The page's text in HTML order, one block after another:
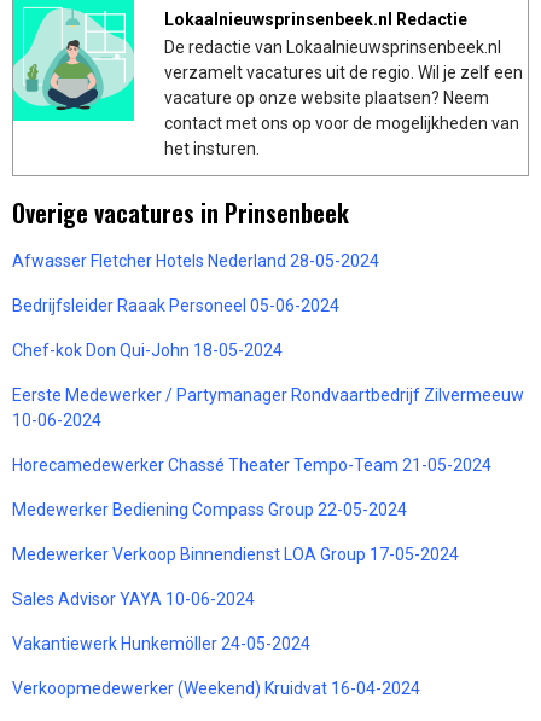
Lokaalnieuwsprinsenbeek.nl Redactie
De redactie van Lokaalnieuwsprinsenbeek.nl
verzamelt vacatures uit de regio. Wil je zelf een
vacature op onze website plaatsen? Neem
contact met ons op voor de mogelijkheden van
het insturen.
Overige vacatures in Prinsenbeek
Afwasser Fletcher Hotels Nederland 28-05-2024
Bedrijfsleider Raaak Personeel 05-06-2024
Chef-kok Don Qui-John 18-05-2024
Eerste Medewerker / Partymanager Rondvaartbedrijf Zilvermeeuw
10-06-2024
Horecamedewerker Chassé Theater Tempo-Team 21-05-2024
Medewerker Bediening Compass Group 22-05-2024
Medewerker Verkoop Binnendienst LOA Group 17-05-2024
Sales Advisor YAYA 10-06-2024
Vakantiewerk Hunkemöller 24-05-2024
Verkoopmedewerker (Weekend) Kruidvat 16-04-2024